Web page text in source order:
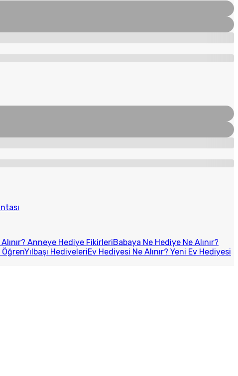
Anneye Hediye FikirleriBabaya Ne Hediye Ne Alınır?
ÖğrenYılbaşı HediyeleriEv Hediyesi Ne Alınır? Yeni Ev Hediyesi